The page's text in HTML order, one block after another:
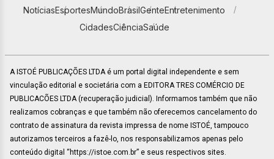
NotíciasEsportesMundoBrasilGenteEntretenimento
CidadesCiênciaSaúde
A ISTOÉ PUBLICAÇÕES LTDA é um portal digital independente e sem
vinculação editorial e societária com a EDITORA TRES COMÉRCIO DE
PUBLICACÕES LTDA (recuperação judicial). Informamos também que não
realizamos cobranças e que também não oferecemos cancelamento do
contrato de assinatura da revista impressa de nome ISTOÉ, tampouco
autorizamos terceiros a fazê-lo, nos responsabilizamos apenas pelo
conteúdo digital “https://istoe.com.br” e seus respectivos sites.